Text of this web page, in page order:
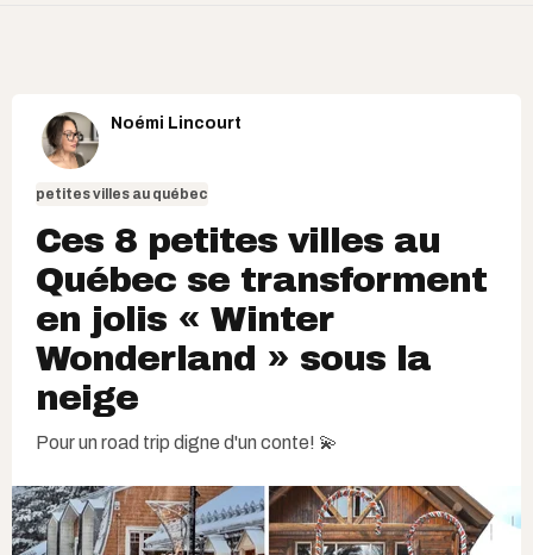
Noémi Lincourt
petites villes au québec
Ces 8 petites villes au
Québec se transforment
en jolis « Winter
Wonderland » sous la
neige
Pour un road trip digne d'un conte! 💫